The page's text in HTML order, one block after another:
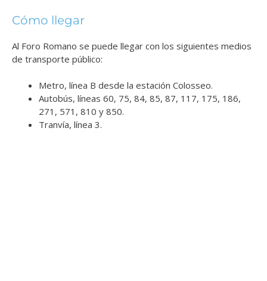
Cómo llegar
Al Foro Romano se puede llegar con los siguientes medios
de transporte público:
Metro, línea B desde la estación Colosseo.
Autobús, líneas 60, 75, 84, 85, 87, 117, 175, 186,
271, 571, 810 y 850.
Tranvía, línea 3.